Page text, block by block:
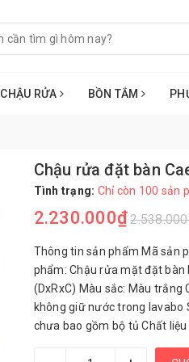
CHẬU RỬA BỒN TẮM
Chậu rửa đặt bàn
Tình trạng: Chỉ còn 100 sản
2.230.000₫
Thông tin sản phẩm Mã sản
phẩm: Chậu rửa mặt đặt bàn
(DxRxC) Màu sắc: Màu
không giữ nước trong lavabo
chưa bao gồm bộ tủ Chất